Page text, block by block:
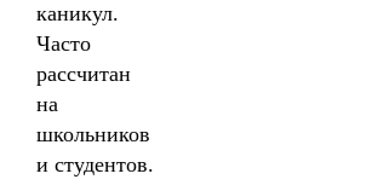
каникул.
Часто
рассчитан
на
школьников
и студентов.